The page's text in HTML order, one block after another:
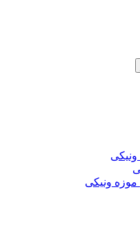
ونیکی
ونیکی